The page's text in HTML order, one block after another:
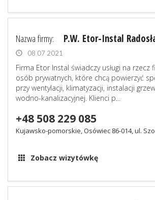
Nazwa firmy: P.W. Etor-Instal
08 07 2021
Firma Etor Instal świadczy usługi na rzecz
osób prywatnych, które chcą powierzyć
przy wentylacji, klimatyzacji, instalacji
wodno-kanalizacyjnej. Klienci p...
+48 508 229 085
Kujawsko-pomorskie, Osówiec 86-014, ul.
Zobacz wizytówkę